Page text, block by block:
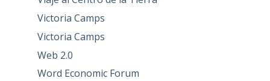
Victoria Camps
Victoria Camps
Web 2.0
Word Economic Forum